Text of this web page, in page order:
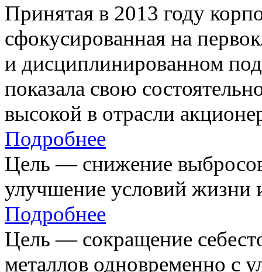
Принятая в 2013 году
сфокусированная на
и дисциплинированном
показала свою
высокой в отрасли
Подробнее
Цель — снижение
улучшение условий жизни
Подробнее
Цель — сокращение
металлов одновременно с